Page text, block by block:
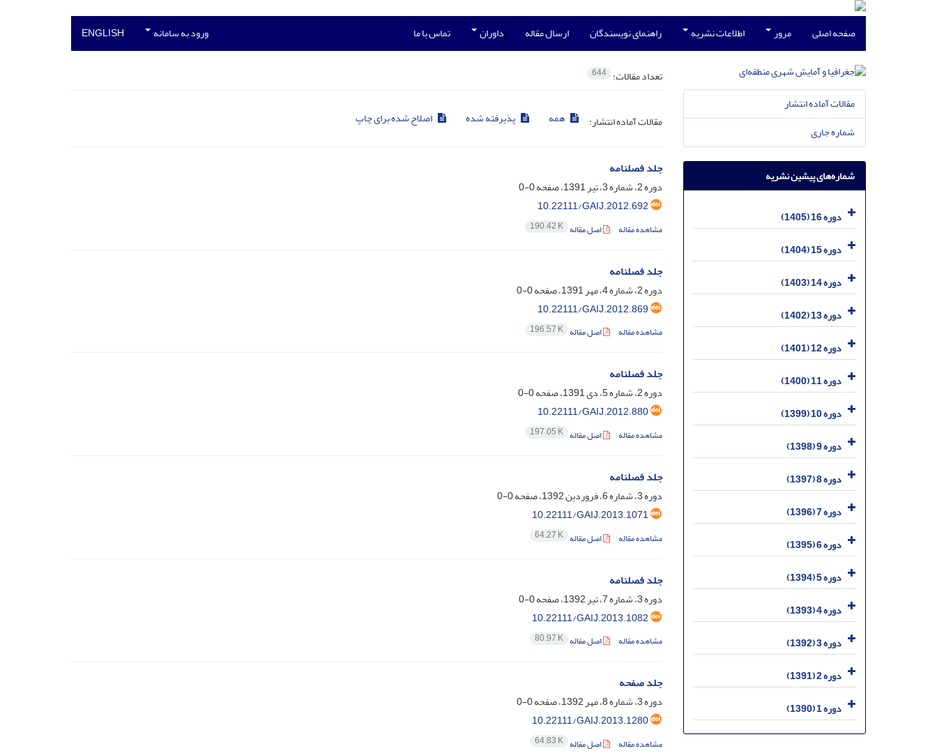
صفحه اصلی مرور اطلاعات نشریه راهنمای نویسندگان ارسال مقاله داوران تماس با ما ورود به سامانه ENGLISH
تعداد مقالات: 644
مقالات آماده انتشار: همه پذیرفته شده اصلاح شده برای چاپ
جلد فصلنامه
دوره 2، شماره 3، تیر 1391، صفحه
0-0
10.22111/GAIJ.2012.692
مشاهده مقاله اصل مقاله 190.42 K
جلد فصلنامه
دوره 2، شماره 4، مهر 1391، صفحه
0-0
10.22111/GAIJ.2012.869
مشاهده مقاله اصل مقاله 196.57 K
جلد فصلنامه
دوره 2، شماره 5، دی 1391، صفحه
0-0
10.22111/GAIJ.2012.880
مشاهده مقاله اصل مقاله 197.05 K
جلد فصلنامه
دوره 3، شماره 6، فروردین 1392، صفحه
0-0
10.22111/GAIJ.2013.1071
مشاهده مقاله اصل مقاله 64.27 K
جلد فصلنامه
دوره 3، شماره 7، تیر 1392، صفحه
0-0
10.22111/GAIJ.2013.1082
مشاهده مقاله اصل مقاله 80.97 K
جلد صفحه
دوره 3، شماره 8، مهر 1392، صفحه
0-0
10.22111/GAIJ.2013.1280
مشاهده مقاله اصل مقاله 64.83 K
مقالات آماده انتشار
شماره جاری
شماره‌های پیشین نشریه
دوره 16 (1405)
دوره 15 (1404)
دوره 14 (1403)
دوره 13 (1402)
دوره 12 (1401)
دوره 11 (1400)
دوره 10 (1399)
دوره 9 (1398)
دوره 8 (1397)
دوره 7 (1396)
دوره 6 (1395)
دوره 5 (1394)
دوره 4 (1393)
دوره 3 (1392)
دوره 2 (1391)
دوره 1 (1390)